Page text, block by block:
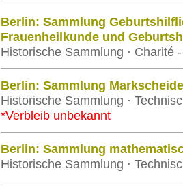
Berlin: Sammlung
Frauenheilkunde und
Historische Sammlung · Charité
Berlin: Sammlung
Historische Sammlung ·
*Verbleib unbekannt
Berlin: Sammlung
Historische Sammlung ·